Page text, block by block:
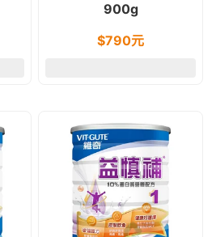
900g
$790元